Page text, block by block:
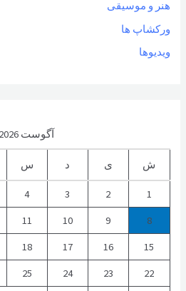
هنر و موسیقی
ورکشاپ ها
ویدیوها
آگوست 2026
ش ی د س
1
2
3
4
8
9
10
11
15
16
17
18
22
23
24
25